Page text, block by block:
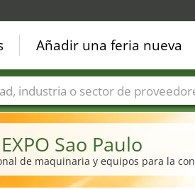
Sao Paulo
de maquinaria y equipos para la
Añadir una feria nueva
Sectores de ferias Sectores de